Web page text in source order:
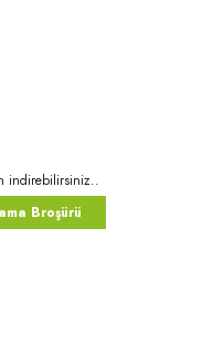
indirebilirsiniz..
Broşürü